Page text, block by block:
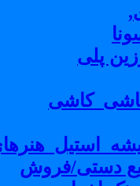
پلی
دستی/فروش